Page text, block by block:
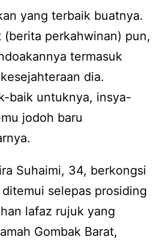
yang terbaik buatnya.
(berita perkahwinan) pun,
termasuk
dia.
baik untuknya, insya-
jodoh baru
Suhaimi, 34, berkongsi
selepas prosiding
lafaz rujuk yang
Gombak Barat,